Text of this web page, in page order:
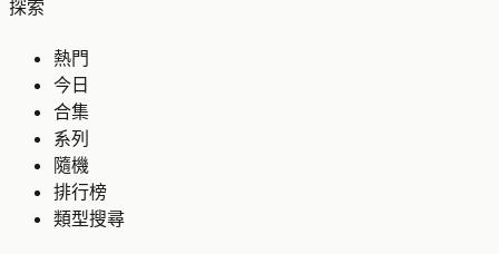
探索
熱門
今日
合集
系列
隨機
排行榜
類型搜尋